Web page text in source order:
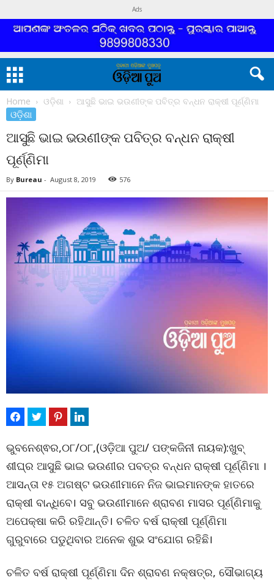
Ads
Home ଓଡ଼ିଶା ଆସୁଛି ଭାଇ ଭଉଣୀଙ୍କ ପବିତ୍ର ବନ୍ଧନ ରାକ୍ଷୀ ପୂର୍ଣ୍ଣିମା
ଓଡ଼ିଶା
ଆସୁଛି ଭାଇ ଭଉଣୀଙ୍କ ପବିତ୍ର ବନ୍ଧନ ରାକ୍ଷୀ
ପୂର୍ଣ୍ଣିମା
By Bureau - August 8, 2019 576
ଭୁବନେଶ୍ଵର,୦୮/୦୮,(ଓଡ଼ିଆ ପୁଅ/ ପଙ୍କଜିନୀ ନାୟକ):ଖୁବ୍
ଶୀଘ୍ର ଆସୁଛି ଭାଇ ଭଉଣୀର ପବତ୍ର ବନ୍ଧନ ରାକ୍ଷୀ ପୂର୍ଣ୍ଣିମା ।
ଆସନ୍ତା ୧୫ ଅଗଷ୍ଟ ଭଉଣୀମାନେ ନିଜ ଭାଇମାନଙ୍କ ହାତରେ
ରାକ୍ଷୀ ବାନ୍ଧିବେ। ସବୁ ଭଉଣୀମାନେ ଶ୍ରାବଣ ମାସର ପୂର୍ଣ୍ଣିମାକୁ
ଅପେକ୍ଷା କରି ରହିଥାନ୍ତି। ଚଳିତ ବର୍ଷ ରାକ୍ଷୀ ପୂର୍ଣ୍ଣିମା
ଗୁରୁବାରେ ପଡୁଥିବାର ଅନେକ ଶୁଭ ସଂଯୋଗ ରହିଛି।
ଚଳିତ ବର୍ଷ ରାକ୍ଷୀ ପୂର୍ଣ୍ଣିମା ଦିନ ଶ୍ରାବଣ ନକ୍ଷତ୍ର, ସୌଭାଗ୍ୟ